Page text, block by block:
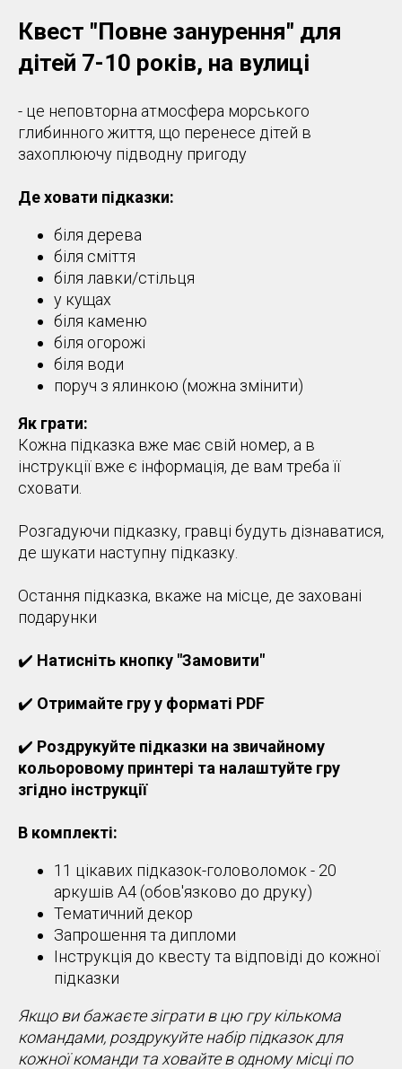
Квест "Повне занурення" для
дітей 7-10 років, на вулиці
- це неповторна атмосфера морського
глибинного життя, що перенесе дітей в
захоплюючу підводну пригоду
Де ховати підказки:
біля дерева
біля сміття
біля лавки/стільця
у кущах
біля каменю
біля огорожі
біля води
поруч з ялинкою (можна змінити)
Як грати:
Кожна підказка вже має свій номер, а в
інструкції вже є інформація, де вам треба її
сховати.
Розгадуючи підказку, гравці будуть дізнаватися,
де шукати наступну підказку.
Остання підказка, вкаже на місце, де заховані
подарунки
✔️ Натисніть кнопку "Замовити"
✔️ Отримайте гру у форматі PDF
✔️ Роздрукуйте підказки на звичайному
кольоровому принтері та налаштуйте гру
згідно інструкції
В комплекті:
11 цікавих підказок-головоломок - 20
аркушів А4 (обов'язково до друку)
Тематичний декор
Запрошення та дипломи
Інструкція до квесту та відповіді до кожної
підказки
Якщо ви бажаєте зіграти в цю гру кількома
командами, роздрукуйте набір підказок для
кожної команди та ховайте в одному місці по